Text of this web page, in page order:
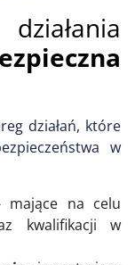
działań, które
w
na celu
kwalifikacji w